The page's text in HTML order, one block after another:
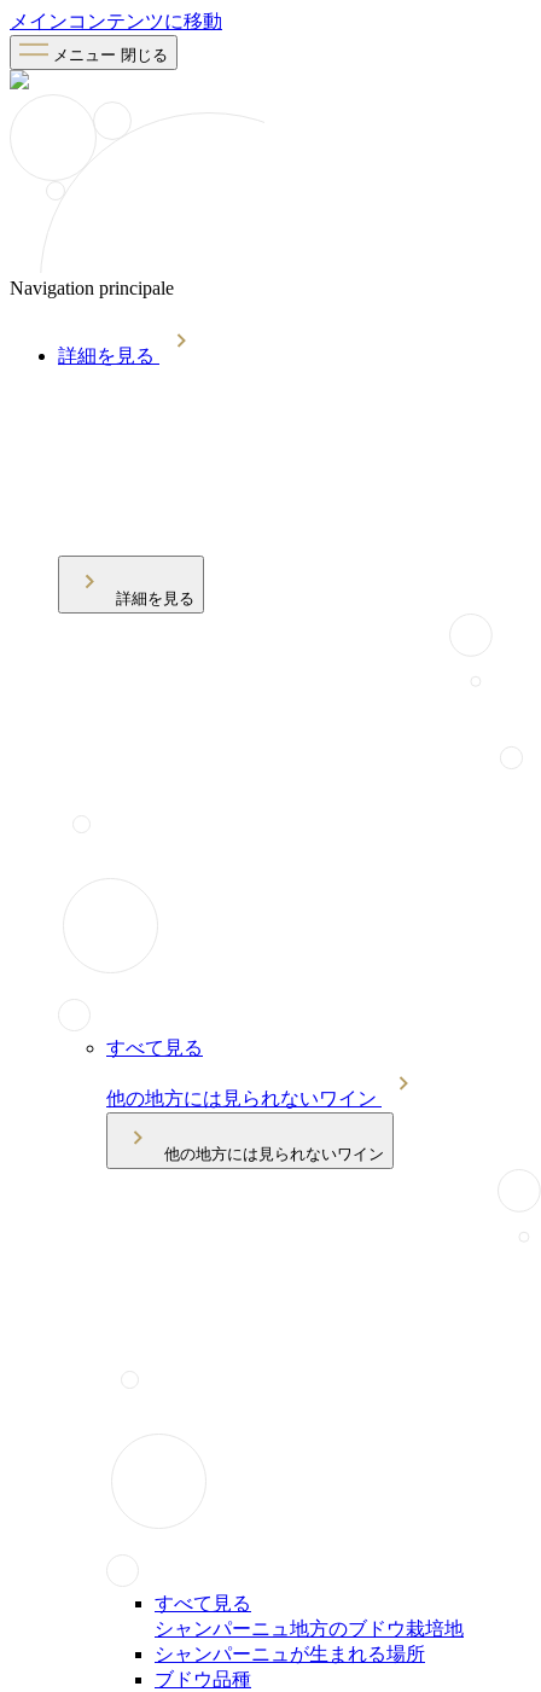
メインコンテンツに移動
メニュー 閉じる
Navigation principale
詳細を見る
詳細を見る
すべて見る
他の地方には見られないワイン
他の地方には見られないワイン
すべて見る
シャンパーニュ地方のブドウ栽培地
シャンパーニュが生まれる場所
ブドウ品種